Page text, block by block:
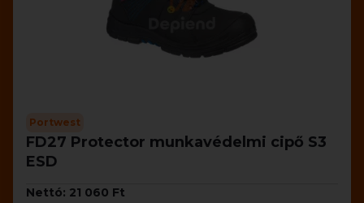
Portwest
FD27 Protector munkavédelmi cipő S3
ESD
Nettó: 21 060 Ft